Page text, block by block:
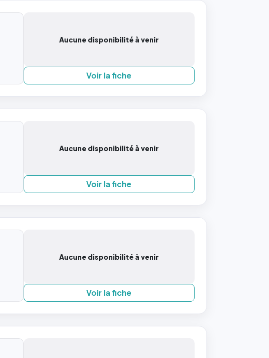
Aucune disponibilité à venir
Voir la fiche
Aucune disponibilité à venir
Voir la fiche
Aucune disponibilité à venir
Voir la fiche